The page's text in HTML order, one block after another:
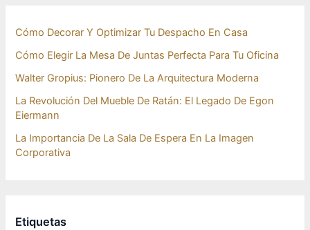
Cómo Decorar Y Optimizar Tu Despacho En Casa
Cómo Elegir La Mesa De Juntas Perfecta Para Tu Oficina
Walter Gropius: Pionero De La Arquitectura Moderna
La Revolución Del Mueble De Ratán: El Legado De Egon
Eiermann
La Importancia De La Sala De Espera En La Imagen
Corporativa
Etiquetas